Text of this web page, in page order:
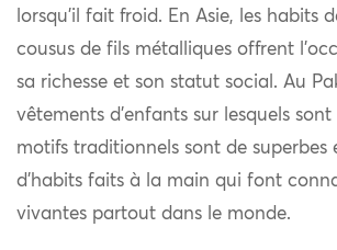
lorsqu’il fait froid. En Asie, les habits
cousus de fils métalliques offrent
sa richesse et son statut social. Au
vêtements d’enfants sur lesquels sont
motifs traditionnels sont de superbes
d’habits faits à la main qui font
vivantes partout dans le monde.